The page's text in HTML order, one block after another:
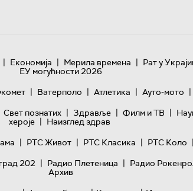
| Економија | Мерила времена | Рат у
ЕУ могућности 2026
| Ватерполо | Атлетика | Ауто-мото |
Свет познатих | Здравље | Филм и ТВ |
хероје | Наизглед здрав
| РТС Живот | РТС Класика | РТС Коло |
202 | Радио Плетеница | Радио
Архив